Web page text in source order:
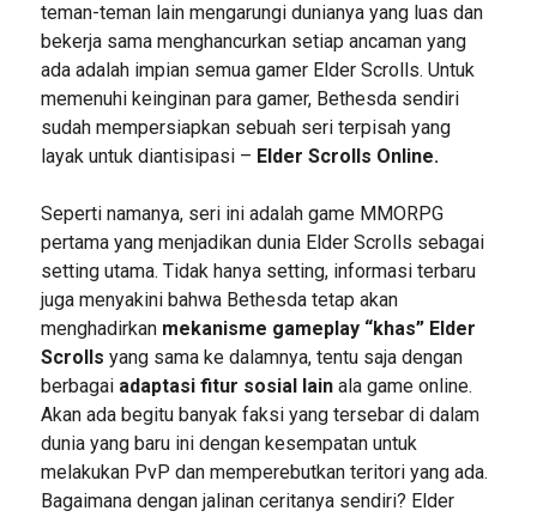
teman-teman lain mengarungi dunianya yang luas dan
bekerja sama menghancurkan setiap ancaman yang
ada adalah impian semua gamer Elder Scrolls. Untuk
memenuhi keinginan para gamer, Bethesda sendiri
sudah mempersiapkan sebuah seri terpisah yang
layak untuk diantisipasi – Elder Scrolls Online.
Seperti namanya, seri ini adalah game MMORPG
pertama yang menjadikan dunia Elder Scrolls sebagai
setting utama. Tidak hanya setting, informasi terbaru
juga menyakini bahwa Bethesda tetap akan
menghadirkanmekanisme gameplay “khas” Elder
Scrolls yang sama ke dalamnya, tentu saja dengan
berbagai adaptasi fitur sosial lainala game online.
Akan ada begitu banyak faksi yang tersebar di dalam
dunia yang baru ini dengan kesempatan untuk
melakukan PvP dan memperebutkan teritori yang ada.
Bagaimana dengan jalinan ceritanya sendiri? Elder